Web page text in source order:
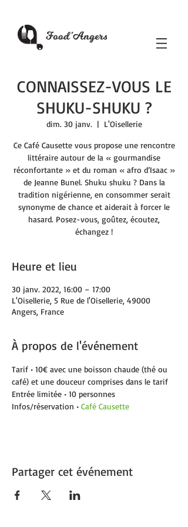
CONNAISSEZ-VOUS LE
SHUKU-SHUKU ?
dim. 30 janv.
  |
L'Oisellerie
Ce Café Causette vous propose une rencontre
littéraire autour de la « gourmandise
réconfortante » et du roman « afro d’Isaac »
de Jeanne Bunel. Shuku shuku ? Dans la
tradition nigérienne, en consommer serait
synonyme de chance et aiderait à forcer le
hasard. Posez-vous, goûtez, écoutez,
échangez !
Heure et lieu
30 janv. 2022, 16:00 – 17:00
L'Oisellerie, 5 Rue de l'Oisellerie, 49000
Angers, France
À propos de l'événement
Tarif • 10€ avec une boisson chaude (thé ou
café) et une douceur comprises dans le tarif
Entrée limitée • 10 personnes
Infos/réservation • Café Causette
Partager cet événement